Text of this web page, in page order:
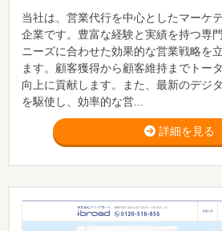
当社は、営業代行を中心としたマーケ
企業です。豊富な経験と実績を持つ専
ニーズに合わせた効果的な営業戦略を
ます。顧客獲得から顧客維持までトー
向上に貢献します。また、最新のデジ
を駆使し、効率的な営...
詳細を見る